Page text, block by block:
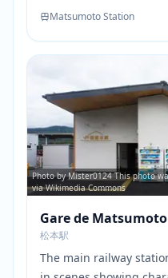
the characters'
gatherings.
Matsumoto Station
Photo by Mister0124 This photo
via Wikimedia Commons
Gare de Matsumoto
松本駅
The main railway